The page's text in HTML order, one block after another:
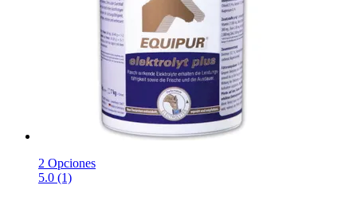
2 Opciones
5.0 (1)